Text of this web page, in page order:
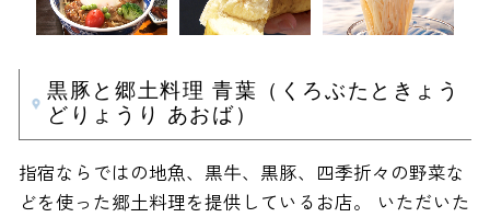
黒豚と郷土料理 青葉（くろぶたときょう
どりょうり あおば）
指宿ならではの地魚、黒牛、黒豚、四季折々の野菜な
どを使った郷土料理を提供しているお店。 いただいた